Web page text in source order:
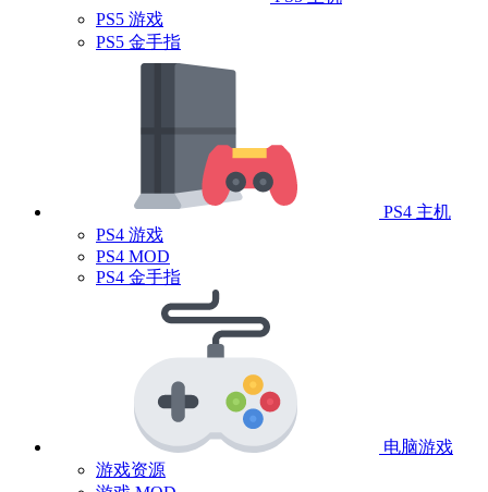
PS5 游戏
PS5 金手指
PS4 主机
PS4 游戏
PS4 MOD
PS4 金手指
电脑游戏
游戏资源